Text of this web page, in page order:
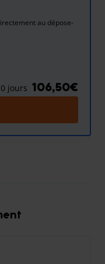
au dépose-
jours 106,50€